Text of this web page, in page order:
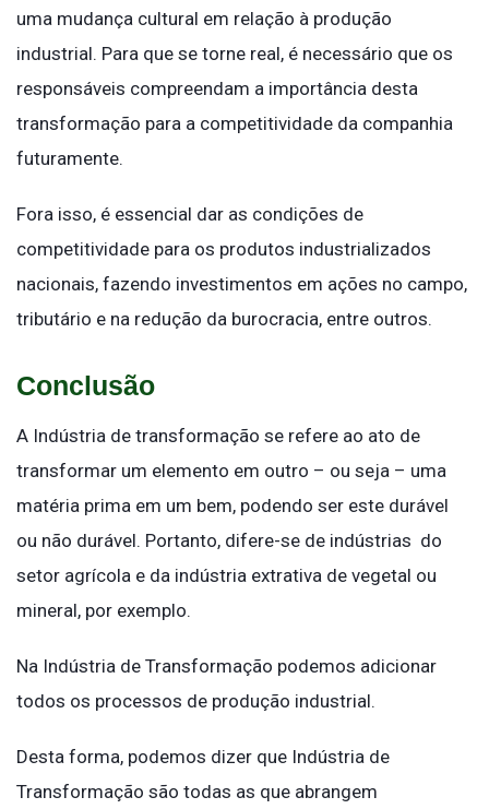
uma mudança cultural em relação à produção
industrial. Para que se torne real, é necessário que os
responsáveis compreendam a importância desta
transformação para a competitividade da companhia
futuramente.
Fora isso, é essencial dar as condições de
competitividade para os produtos industrializados
nacionais, fazendo investimentos em ações no campo,
tributário e na redução da burocracia, entre outros.
Conclusão
A Indústria de transformação se refere ao ato de
transformar um elemento em outro – ou seja – uma
matéria prima em um bem, podendo ser este durável
ou não durável. Portanto, difere-se de indústrias do
setor agrícola e da indústria extrativa de vegetal ou
mineral, por exemplo.
Na Indústria de Transformação podemos adicionar
todos os processos de produção industrial.
Desta forma, podemos dizer que Indústria de
Transformação são todas as que abrangem